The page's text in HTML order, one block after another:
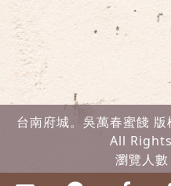
台南府城。吳萬春蜜餞
All
瀏覽人